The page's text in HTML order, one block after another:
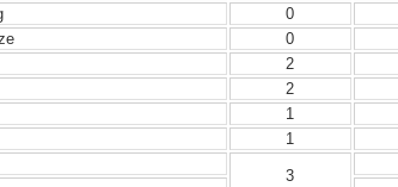
0
0
2
2
1
1
3